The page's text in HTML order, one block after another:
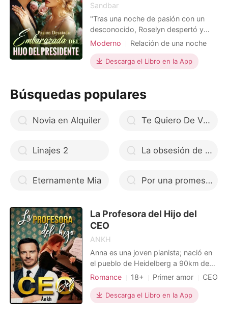
Sandbar
"Tras una noche de pasión con un
desconocido, Roselyn despertó y
solo encontró una tarjeta bancaria sin
detenida bajo acusaciones de robo.
Justo cuando las esposas estaban a
misterioso reapareció, sosteniendo su
Moderno
Relación de una noche
Realeza
Descarga el Libro en la App
Búsquedas populares
Novia en Alquiler Te Quiero De Vuelta Monika Ab Todo El Libro Completo
Linajes 2 La obsesión de Marchetti
Eternamente Mia Por una promesa (Hermanos Morelli #1)
La Profesora del Hijo del
CEO
ANKH
Anna es una joven pianista; nació en
el pueblo de Heidelberg a 90km de
Frankfourt en Alemania. Desde los
piano; sus padres soñaban verla
convertida en concertista. Cuando
Romance 18+ Primer amor
CEO
Profesora
Encantadora
Arrogante/Dominante
Descarga el Libro en la App